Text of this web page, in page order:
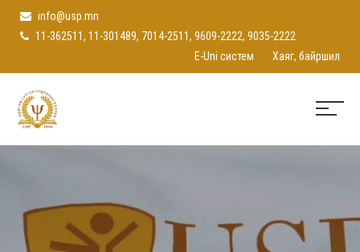
info@usp.mn
11-362511, 11-301489, 7014-2511, 9609-2222, 9035-2222
E-Uni систем
Хаяг, байршил